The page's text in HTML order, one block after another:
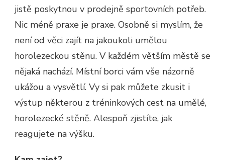
jistě poskytnou v prodejně sportovních potřeb.
Nic méně praxe je praxe. Osobně si myslím, že
není od věci zajít na jakoukoli umělou
horolezeckou stěnu. V každém větším městě se
nějaká nachází. Místní borci vám vše názorně
ukážou a vysvětlí. Vy si pak můžete zkusit i
výstup některou z tréninkových cest na umělé,
horolezecké stěně. Alespoň zjistíte, jak
reagujete na výšku.